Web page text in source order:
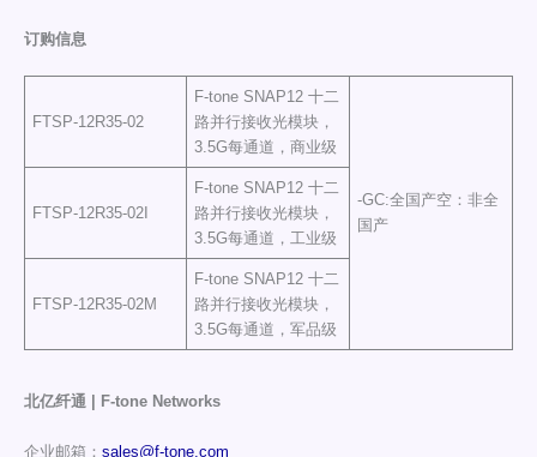
订购信息
FTSP-12R35-02
F-tone SNAP12 十二
路并行接收光模块，
3.5G每通道，商业级
-GC:全国产空：非全
国产
FTSP-12R35-02I
F-tone SNAP12 十二
路并行接收光模块，
3.5G每通道，工业级
FTSP-12R35-02M
F-tone SNAP12 十二
路并行接收光模块，
3.5G每通道，军品级
北亿纤通 | F-tone Networks
企业邮箱： sales@f-tone.com